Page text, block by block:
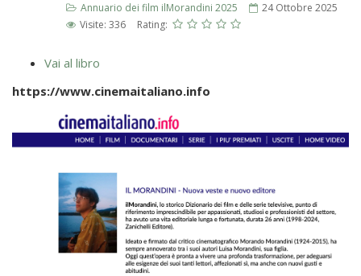
Annuario dei film ilMorandini 2025
24 Ottobre 2025
Visite: 336
Rating:
Vai al libro
https://www.cinemaitaliano.info